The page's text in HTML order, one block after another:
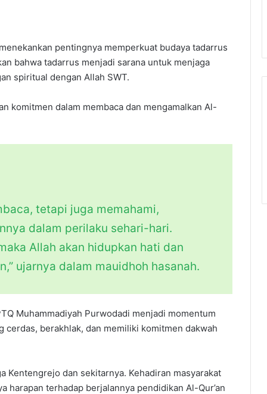
pentingnya memperkuat budaya tadarrus
bahwa tadarrus menjadi sarana untuk menjaga
spiritual dengan Allah SWT.
komitmen dalam membaca dan mengamalkan Al-
tetapi juga memahami,
dalam perilaku sehari-hari.
Allah akan hidupkan hati dan
ujarnya dalam mauidhoh hasanah.
Muhammadiyah Purwodadi menjadi momentum
cerdas, berakhlak, dan memiliki komitmen dakwah
Kentengrejo dan sekitarnya. Kehadiran masyarakat
harapan terhadap berjalannya pendidikan Al-Qur’an